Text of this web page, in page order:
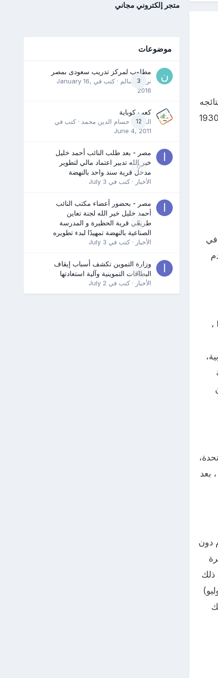
بالإضافة إلى مجموعة من الطرائف التي واكبت انطلاقة الكأس العالمية منذ انطلاقتها عام 1930
في
،
بعد
دون
على ذلك
على يوم 13 تموز ( يوليو)
متجر إلكتروني مجاني
موضوعات
3
مطلوب لمركز تدريب سعودى بمصر
نرمين سالم · كتب في January 16,
2016
12
كعب كوباية
المدرب حسام الدين محمد · كتب في
June 4, 2011
0
مصر - بعد طلب النائب أحمد خليل
خير الله تدبير اعتماد مالي لتطوير
مدخل قرية سند واحد بالنهضة
الأخبار · كتب في July 3
0
مصر - بحضور أعضاء مكتب النائب
أحمد خليل خير الله لجنة تعاين
طريقي قرية الحظيرة و المدرسة
الصناعية بالنهضة تمهيدًا لبدء تطويره
الأخبار · كتب في July 3
0
وزارة التموين تكشف أسباب إيقاف
البطاقات التموينية وآلية استعادتها
الأخبار · كتب في July 2